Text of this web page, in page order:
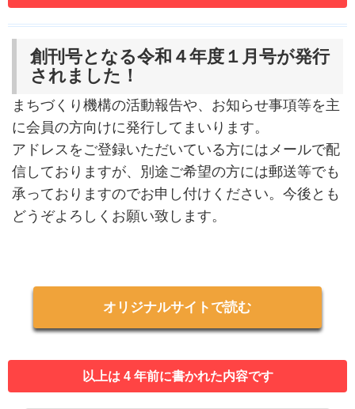
創刊号となる令和４年度１月号が発行
されました！
まちづくり機構の活動報告や、お知らせ事項等を主
に会員の方向けに発行してまいります。
アドレスをご登録いただいている方にはメールで配
信しておりますが、別途ご希望の方には郵送等でも
承っておりますのでお申し付けください。今後とも
どうぞよろしくお願い致します。
オリジナルサイトで読む
以上は 4 年前に書かれた内容です